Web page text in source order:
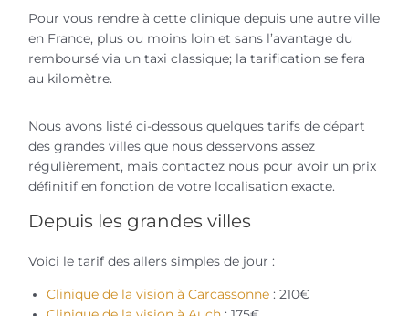
Pour vous rendre à cette clinique depuis une autre ville
en France, plus ou moins loin et sans l’avantage du
remboursé via un taxi classique; la tarification se fera
au kilomètre.
Nous avons listé ci-dessous quelques tarifs de départ
des grandes villes que nous desservons assez
régulièrement, mais contactez nous pour avoir un prix
définitif en fonction de votre localisation exacte.
Depuis les grandes villes
Voici le tarif des allers simples de jour :
Clinique de la vision à Carcassonne: 210€